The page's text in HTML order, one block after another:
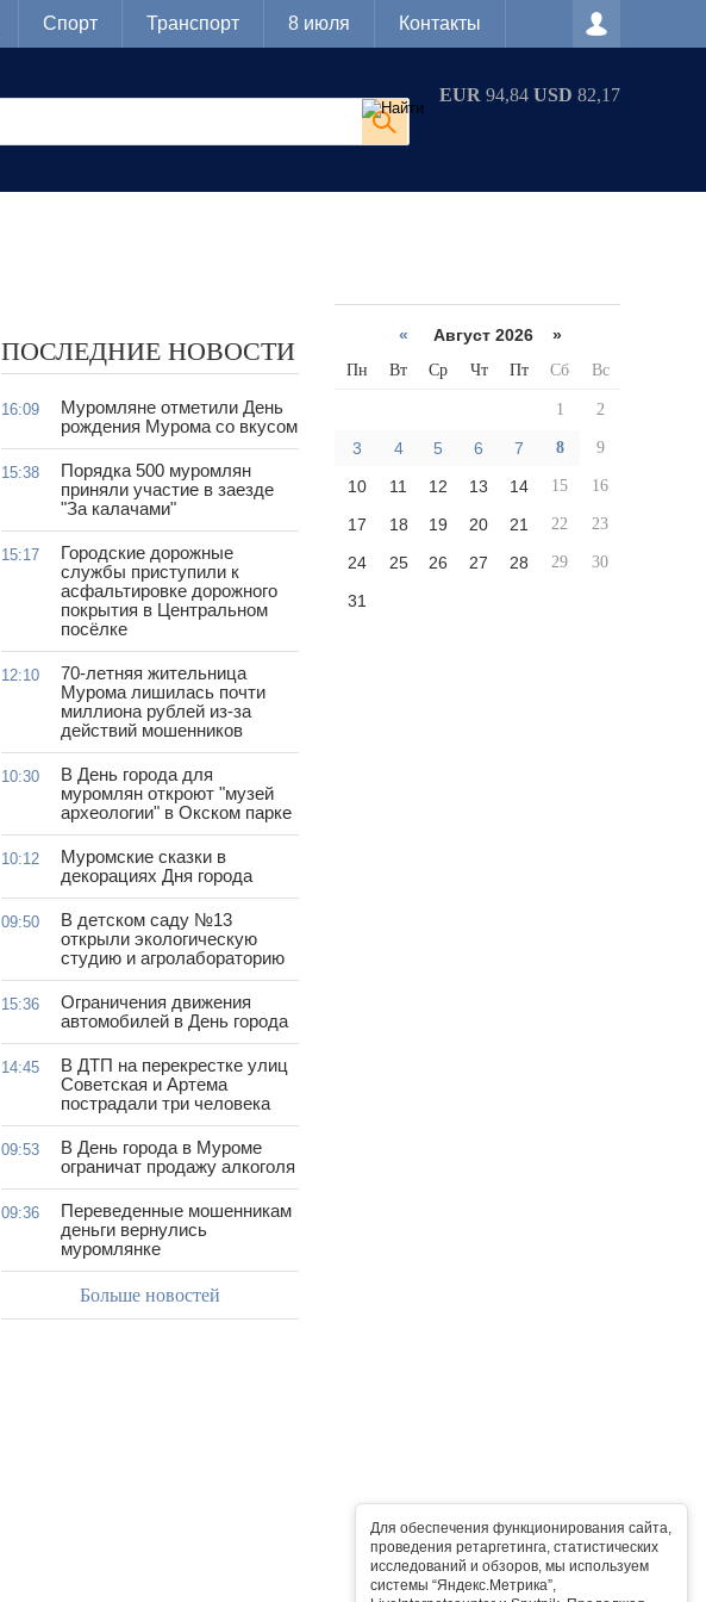
Для обеспечения функционирования сайта,
проведения ретаргетинга, статистических
исследований и обзоров, мы используем
системы “Яндекс.Метрика”,
Спорт Транспорт 8 июля Контакты
EUR 94,84 USD 82,17
ПОСЛЕДНИЕ НОВОСТИ
16:09
Муромляне отметили День
рождения Мурома со вкусом
15:38
Порядка 500 муромлян
приняли участие в заезде
"За калачами"
15:17
Городские дорожные
службы приступили к
асфальтировке дорожного
покрытия в Центральном
посёлке
12:10
70-летняя жительница
Мурома лишилась почти
миллиона рублей из-за
действий мошенников
10:30
В День города для
муромлян откроют "музей
археологии" в Окском парке
10:12
Муромские сказки в
декорациях Дня города
09:50
В детском саду №13
открыли экологическую
студию и агролабораторию
15:36
Ограничения движения
автомобилей в День города
14:45
В ДТП на перекрестке улиц
Советская и Артема
пострадали три человека
09:53
В День города в Муроме
ограничат продажу алкоголя
09:36
Переведенные мошенникам
деньги вернулись
муромлянке
Больше новостей
« Август 2026 »
Пн Вт Ср Чт Пт Сб Вс
1 2
3 4 5 6 7 8 9
10 11 12 13 14 15 16
17 18 19 20 21 22 23
24 25 26 27 28 29 30
31